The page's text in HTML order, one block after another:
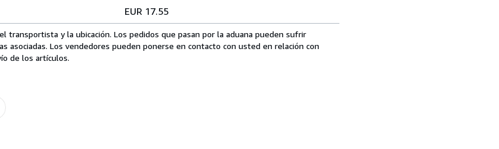
EUR 17.55
y la ubicación. Los pedidos que pasan por la aduana pueden sufrir
Los vendedores pueden ponerse en contacto con usted en relación con
de los artículos.